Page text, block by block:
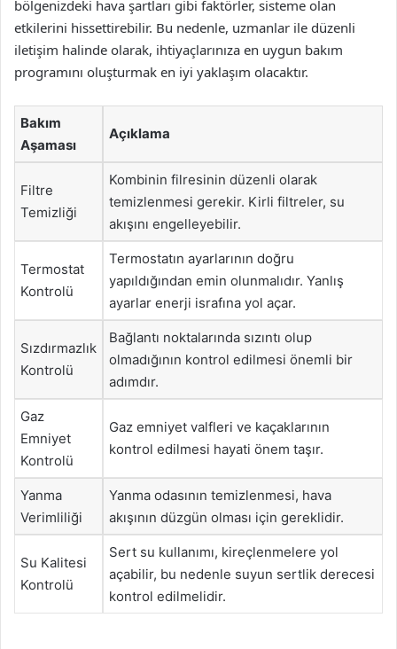
bölgenizdeki hava şartları gibi faktörler, sisteme olan
etkilerini hissettirebilir. Bu nedenle, uzmanlar ile düzenli
iletişim halinde olarak, ihtiyaçlarınıza en uygun bakım
programını oluşturmak en iyi yaklaşım olacaktır.
Bakım
Aşaması
Açıklama
Filtre
Temizliği
Kombinin filresinin düzenli olarak
temizlenmesi gerekir. Kirli filtreler, su
akışını engelleyebilir.
Termostat
Kontrolü
Termostatın ayarlarının doğru
yapıldığından emin olunmalıdır. Yanlış
ayarlar enerji israfına yol açar.
Sızdırmazlık
Kontrolü
Bağlantı noktalarında sızıntı olup
olmadığının kontrol edilmesi önemli bir
adımdır.
Gaz
Emniyet
Kontrolü
Gaz emniyet valfleri ve kaçaklarının
kontrol edilmesi hayati önem taşır.
Yanma
Verimliliği
Yanma odasının temizlenmesi, hava
akışının düzgün olması için gereklidir.
Su Kalitesi
Kontrolü
Sert su kullanımı, kireçlenmelere yol
açabilir, bu nedenle suyun sertlik derecesi
kontrol edilmelidir.